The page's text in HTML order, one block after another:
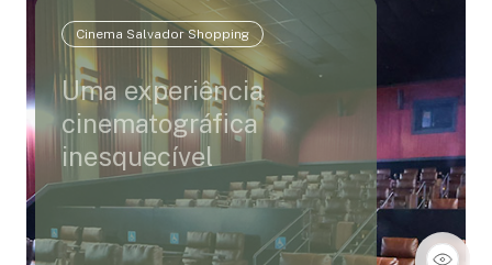
Cinema Salvador Shopping
Uma experiência
cinematográfica
inesquecível